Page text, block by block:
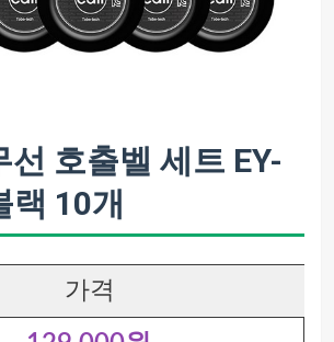
선 호출벨 세트 EY-
랙 10개
가격